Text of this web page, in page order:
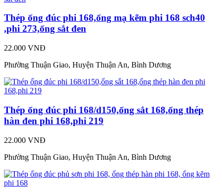
Thép ống đúc phi 168,ống mạ kẽm phi 168 sch40
,phi 273,ống sắt đen
22.000 VNĐ
Phường Thuận Giao, Huyện Thuận An, Bình Dương
Thép ống đúc phi 168/d150,ống sắt 168,ống thép
hàn đen phi 168,phi 219
22.000 VNĐ
Phường Thuận Giao, Huyện Thuận An, Bình Dương